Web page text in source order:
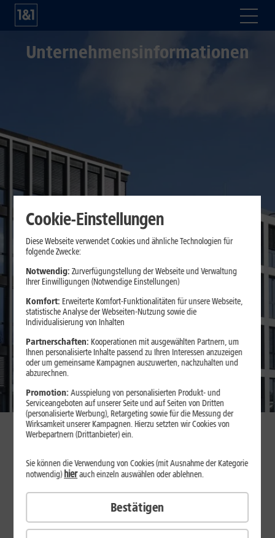
Unternehmensinformationen
Größere Glasfaser-Anbietervielfalt für
Deutschland: 1&1 und Tele Columbus
schließen langfristige
Kooperationsvereinbarung
Cookie-Einstellungen
Diese Webseite verwendet Cookies und ähnliche Technologien für
folgende Zwecke:
Notwendig: Zurverfügungstellung der Webseite und Verwaltung
Ihrer Einwilligungen (Notwendige Einstellungen)
Komfort: Erweiterte Komfort-Funktionalitäten für unsere Webseite,
statistische Analyse der Webseiten-Nutzung sowie die
Individualisierung von Inhalten
Partnerschaften: Kooperationen mit ausgewählten Partnern, um
Ihnen personalisierte Inhalte passend zu Ihren Interessen anzuzeigen
oder um gemeinsame Kampagnen auszuwerten, nachzuhalten und
abzurechnen.
Promotion:Ausspielung von personalisierten Produkt- und
Serviceangeboten auf unserer Seite und auf Seiten von Dritten
(personalisierte Werbung), Retargeting sowie für die Messung der
Wirksamkeit unserer Kampagnen. Hierzu setzten wir Cookies von
Werbepartnern (Drittanbieter) ein.
Sie können die Verwendung von Cookies (mit Ausnahme der Kategorie
notwendig)hierauch einzeln auswählen oder ablehnen.
Bestätigen